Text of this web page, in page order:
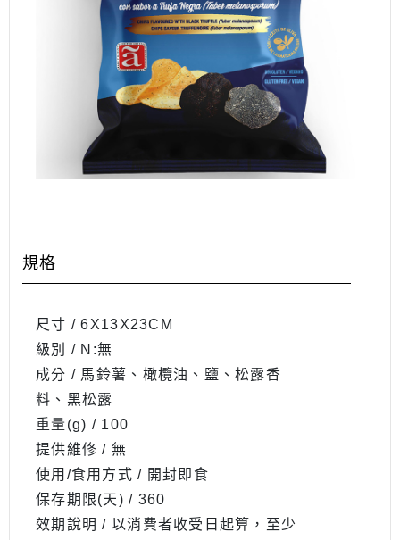
規格
尺寸 / 6X13X23CM
級別 / N:無
成分 / ⾺鈴薯、橄欖油、鹽、松露香
料、⿊松露
重量(g) / 100
提供維修 / 無
使用/食用方式 / 開封即食
保存期限(天) / 360
效期說明 / 以消費者收受日起算，至少